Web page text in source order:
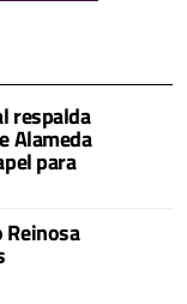
respalda
Alameda
para
Reinosa